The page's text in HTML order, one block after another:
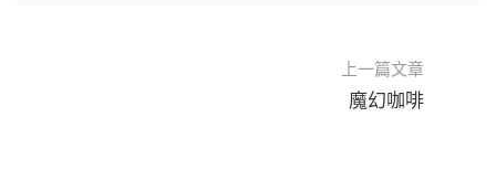
上一篇文章
魔幻咖啡